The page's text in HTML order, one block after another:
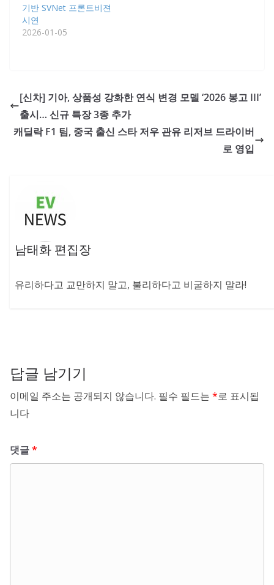
기반 SVNet 프론트비젼
시연
2026-01-05
[신차] 기아, 상품성 강화한 연식 변경 모델 ‘2026 봉고 III’
출시… 신규 특장 3종 추가
캐딜락 F1 팀, 중국 출신 스타 저우 관유 리저브 드라이버
로 영입
남태화 편집장
유리하다고 교만하지 말고, 불리하다고 비굴하지 말라!
답글 남기기
이메일 주소는 공개되지 않습니다. 필수 필드는 *로 표시됩
니다
댓글*